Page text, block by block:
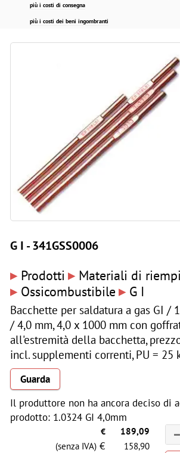
più i costi di consegna
più i costi dei beni ingombranti
G I - 341GSS0006
▸ Prodotti ▸ Materiali di
▸ Ossicombustibile ▸ G I
Bacchette per saldatura a gas GI /
/ 4,0 mm, 4,0 x 1000 mm con
all'estremità della bacchetta,
incl. supplementi correnti, PU = 25
Guarda
Il produttore non ha ancora deciso di
prodotto: 1.0324 GI 4,0mm
€
189,09
(senza IVA) € 158,90